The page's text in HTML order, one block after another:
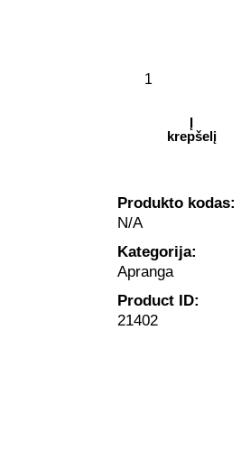
Į
krepšelį
Produkto kodas:
N/A
Kategorija:
Apranga
Product ID:
21402